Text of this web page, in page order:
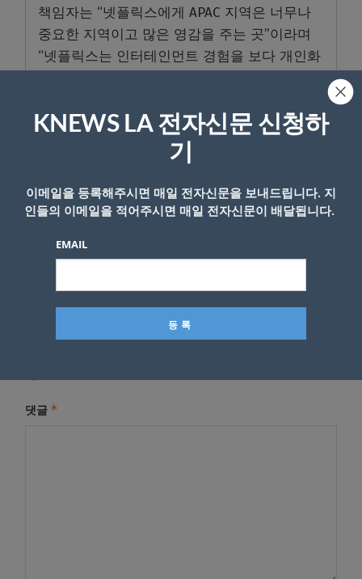
책임자는 “넷플릭스에게 APAC 지역은 너무나
중요한 지역이고 많은 영감을 주는 곳”이라며
“넷플릭스는 인터테인먼트 경험을 보다 개인화
- Copyright © KNEWSLA.COM, 무단 전재 및 재배포 금지
댓글 *
KNEWS LA 전자신문 신청하
기
이메일을 등록해주시면 매일 전자신문을 보내드립니다. 지
인들의 이메일을 적어주시면 매일 전자신문이 배달됩니다.
EMAIL